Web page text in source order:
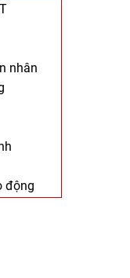
nhân
động